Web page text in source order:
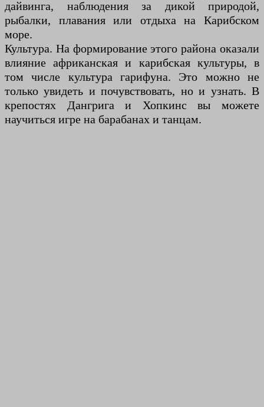
дайвинга, наблюдения за дикой природой,
рыбалки, плавания или отдыха на Карибском
море.
Культура. На формирование этого района оказали
влияние африканская и карибская культуры, в
том числе культура гарифуна. Это можно не
только увидеть и почувствовать, но и узнать. В
крепостях Дангрига и Хопкинс вы можете
научиться игре на барабанах и танцам.